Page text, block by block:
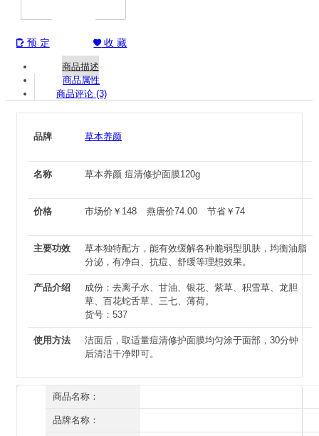
预 定 收 藏
商品描述
商品属性
商品评论 (3)
品牌 草本养颜
名称 草本养颜 痘清修护面膜120g
价格 市场价 ￥ 148 燕唐价74.00 节省 ￥ 74
主要功效
草本独特配方，能有效缓解各种脆弱型肌肤，均衡油脂
分泌，有净白、抗痘、舒缓等理想效果。
产品介绍
成份：去离子水、甘油、银花、紫草、积雪草、龙胆
草、百花蛇舌草、三七、薄荷。
货号：537
使用方法
洁面后，取适量痘清修护面膜均匀涂于面部，30分钟
后清洁干净即可。
商品名称：
草本养颜 痘清修护面膜120g
品牌名称：